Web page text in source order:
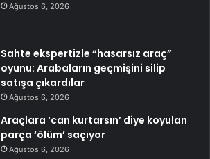
Ağustos 6, 2026
Sahte ekspertizle “hasarsız araç”
oyunu: Arabaların geçmişini silip
satışa çıkardılar
Ağustos 6, 2026
Araçlara ‘can kurtarsın’ diye koyulan
parça ‘ölüm’ saçıyor
Ağustos 6, 2026